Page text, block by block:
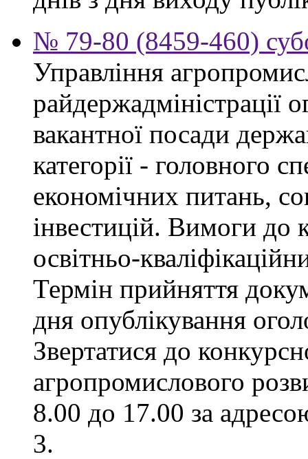
№ 79-80 (8459-460)
Управління
райдержадміністрації
вакантної посади
категорії - головного
економічних питань,
інвестицій. Вимоги до
освітньо-
Термін прийняття
дня опублікування
Звертатися до
агропромислового
8.00 до 17.00 за
3.